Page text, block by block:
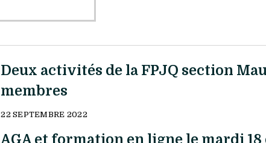
Deux activités de la FPJQ section
membres
22 SEPTEMBRE 2022